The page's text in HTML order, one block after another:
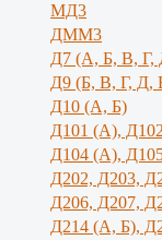
МД3
ДММ3
Д7 (А, Б, В,
Д9 (Б, В, Г,
Д10 (А, Б)
Д101 (А),
Д104 (А),
Д202, Д203,
Д206, Д207,
Д214 (А, Б),